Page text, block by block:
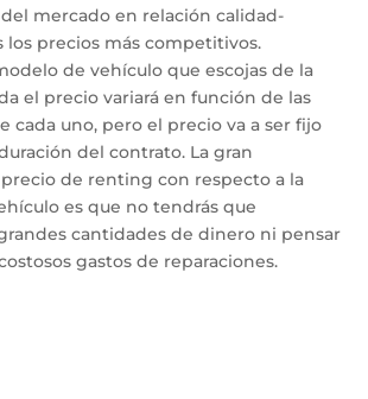
mercado en relación calidad-
los precios más competitivos.
de vehículo que escojas de la
el precio variará en función de las
cada uno, pero el precio va a ser fijo
del contrato. La gran
de renting con respecto a la
es que no tendrás que
cantidades de dinero ni pensar
gastos de reparaciones.